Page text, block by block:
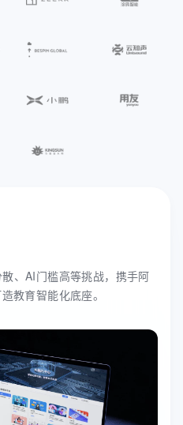
、AI门槛高等挑战，携手阿
教育智能化底座。